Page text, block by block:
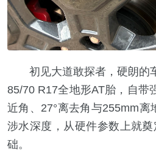
初见大道敢探者，硬朗的
85/70 R17全地形AT胎，自带
近角、27°离去角与255mm离
涉水深度，从硬件参数上就
础。